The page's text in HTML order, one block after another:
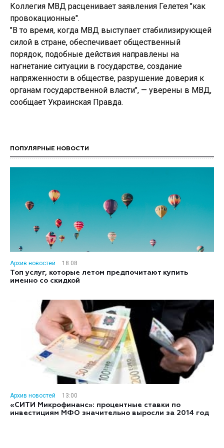
Коллегия МВД расценивает заявления Гелетея "как
провокационные".
"В то время, когда МВД выступает стабилизирующей
силой в стране, обеспечивает общественный
порядок, подобные действия направлены на
нагнетание ситуации в государстве, создание
напряженности в обществе, разрушение доверия к
органам государственной власти", — уверены в МВД,
сообщает Украинская Правда.
ПОПУЛЯРНЫЕ НОВОСТИ
Архив новостей
18:08
Топ услуг, которые летом предпочитают купить
именно со скидкой
Архив новостей
13:00
«СИТИ Микрофинанс»: процентные ставки по
инвестициям МФО значительно выросли за 2014 год